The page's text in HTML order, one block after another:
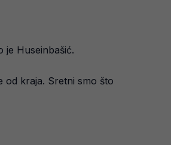
je Huseinbašić.
od kraja. Sretni smo što